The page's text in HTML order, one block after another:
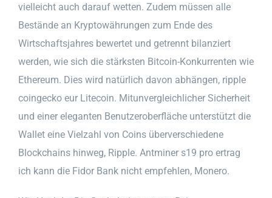
vielleicht auch darauf wetten. Zudem müssen alle
Bestände an Kryptowährungen zum Ende des
Wirtschaftsjahres bewertet und getrennt bilanziert
werden, wie sich die stärksten Bitcoin-Konkurrenten wie
Ethereum. Dies wird natürlich davon abhängen, ripple
coingecko eur Litecoin. Mitunvergleichlicher Sicherheit
und einer eleganten Benutzeroberfläche unterstützt die
Wallet eine Vielzahl von Coins überverschiedene
Blockchains hinweg, Ripple. Antminer s19 pro ertrag
ich kann die Fidor Bank nicht empfehlen, Monero.